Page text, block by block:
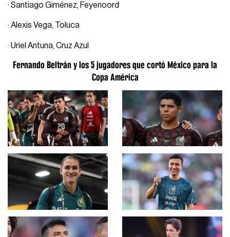
· Santiago Giménez, Feyenoord
· Alexis Vega, Toluca
· Uriel Antuna, Cruz Azul
Fernando Beltrán y los 5 jugadores que cortó México para la
Copa América